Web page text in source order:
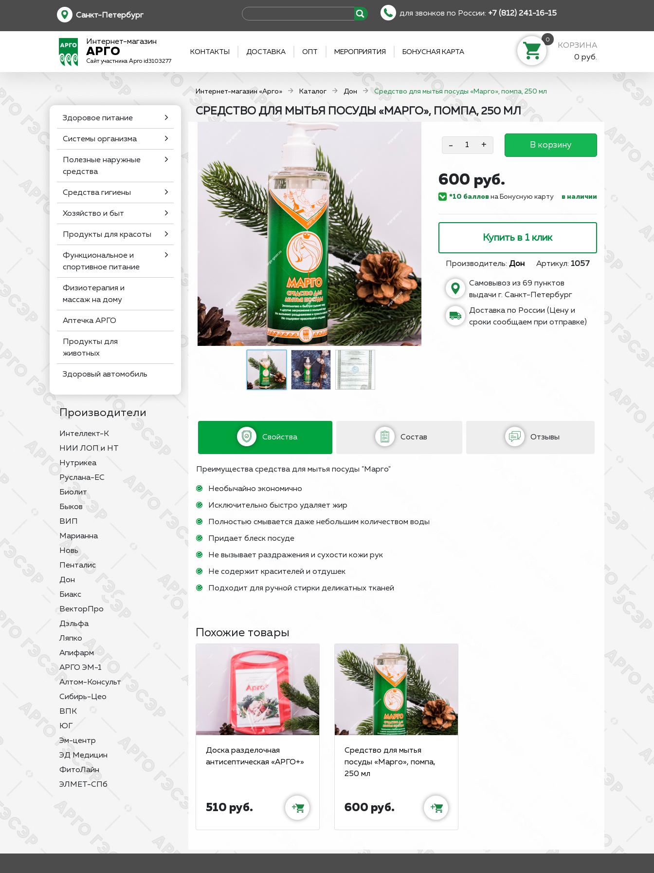
Санкт-Петербург для звонков по России: +7 (812) 241-16-15
Интернет-магазин
АРГО
Сайт участника Арго id3103277
КОНТАКТЫ ДОСТАВКА ОПТ МЕРОПРИЯТИЯ БОНУСНАЯ КАРТА
0
КОРЗИНА
0 руб.
Интернет-магазин «Арго» Каталог Дон Средство для мытья посуды «Марго», помпа, 250 мл
Здоровое питание
Системы организма
Полезные наружные
средства
Средства гигиены
Хозяйство и быт
Продукты для красоты
Функциональное и
спортивное питание
Физиотерапия и
массаж на дому
Аптечка АРГО
Продукты для
животных
Здоровый автомобиль
Производители
Интеллект-К
НИИ ЛОП и НТ
Нутрикеа
Руслана-ЕС
Биолит
Быков
ВИП
Марианна
Новь
Пенталис
Дон
Биакс
ВекторПро
Дэльфа
Ляпко
Апифарм
АРГО ЭМ-1
Алтом-Консульт
Сибирь-Цео
ВПК
ЮГ
Эм-центр
ЭД Медицин
ФитоЛайн
ЭЛМЕТ-СПб
СРЕДСТВО ДЛЯ МЫТЬЯ ПОСУДЫ «МАРГО», ПОМПА, 250 МЛ
- + В корзину
600 руб.
*10 балловна Бонусную карту в наличии
Купить в 1 клик
Производитель: Дон Артикул: 1057
Самовывоз из 69 пунктов
выдачи г. Санкт-Петербург
Доставка по России (Цену и
сроки сообщаем при отправке)
Свойства Состав Отзывы
Преимущества средства для мытья посуды "Марго"
Необычайно экономично
Исключительно быстро удаляет жир
Полностью смывается даже небольшим количеством воды
Придает блеск посуде
Не вызывает раздражения и сухости кожи рук
Не содержит красителей и отдушек
Подходит для ручной стирки деликатных тканей
Похожие товары
Доска разделочная
антисептическая «АРГО+»
510 руб. +
Средство для мытья
посуды «Марго», помпа,
250 мл
600 руб. +